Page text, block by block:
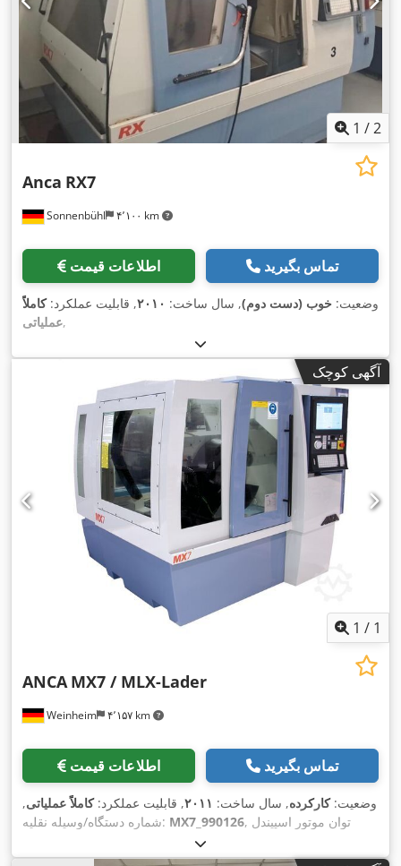
1 /2
Sonnenbühl ۴٬۱۰۰ km
Anca RX7
اطلاعات قیمت تماس بگیرید
وضعیت: خوب (دست دوم), سال ساخت: ۲۰۱۰, قابلیت عملکرد:کاملاً
عملیاتی,
آگهی کوچک
1 / 1
Weinheim ۴٬۱۵۷ km
ANCA MX7 / MLX-Lader
اطلاعات قیمت تماس بگیرید
وضعیت:کارکرده, سال ساخت: ۲۰۱۱, قابلیت عملکرد:کاملاً عملیاتی,
شماره دستگاه/وسیله نقلیه: MX7_990126, توان موتور اسپیندل
, قدرت:
حداکثر قطر قطعه کار:۳۰۰ میلی‌متر , قطر دیسک:۲۰۳ میلی‌متر ,